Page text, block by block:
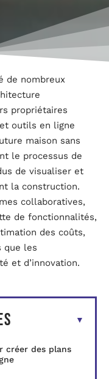
de nombreux
propriétaires
outils en ligne
maison sans
le processus de
de visualiser et
la construction.
collaboratives,
de fonctionnalités,
des coûts,
que les
et d’innovation.
créer des plans